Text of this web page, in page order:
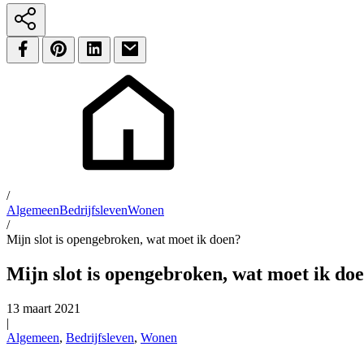
/
AlgemeenBedrijfslevenWonen
/
Mijn slot is opengebroken, wat moet ik doen?
Mijn slot is opengebroken, wat moet ik
13 maart 2021
|
Algemeen, Bedrijfsleven, Wonen